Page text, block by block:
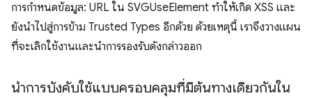
การกําหนดข้อมูล: URL ใน SVGUseElement ทําให้เกิด XSS และ
ยังนำไปสู่การข้าม Trusted Types อีกด้วย ด้วยเหตุนี้ เราจึงวางแผน
ที่จะเลิกใช้งานและนำการรองรับดังกล่าวออก
นำการบังคับใช้แบบครอบคลุมที่มีต้นทางเดียวกันใน